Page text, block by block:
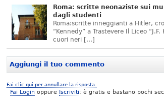
Roma: scritte neonaziste sui
dagli studenti
Roma:scritte inneggianti a Hitler,
“Kennedy” a Trastevere Il Liceo
cuori neri […]
Aggiungi il tuo commento
Fai clic qui per annullare la risposta.
Fai Login oppure Iscriviti: è gratis e bastano pochi